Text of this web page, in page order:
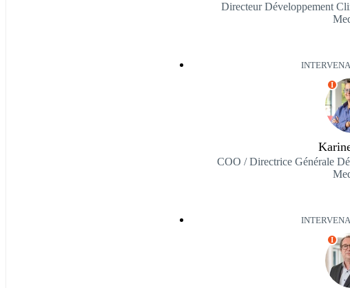
Directeur Développement
I
COO / Directrice Générale
I